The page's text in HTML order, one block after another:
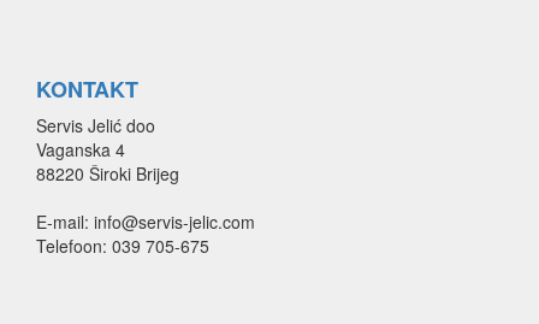
KONTAKT
Servis Jelić doo
Vaganska 4
88220 Široki Brijeg
E-mail: info@servis-jelic.com
Telefoon: 039 705-675